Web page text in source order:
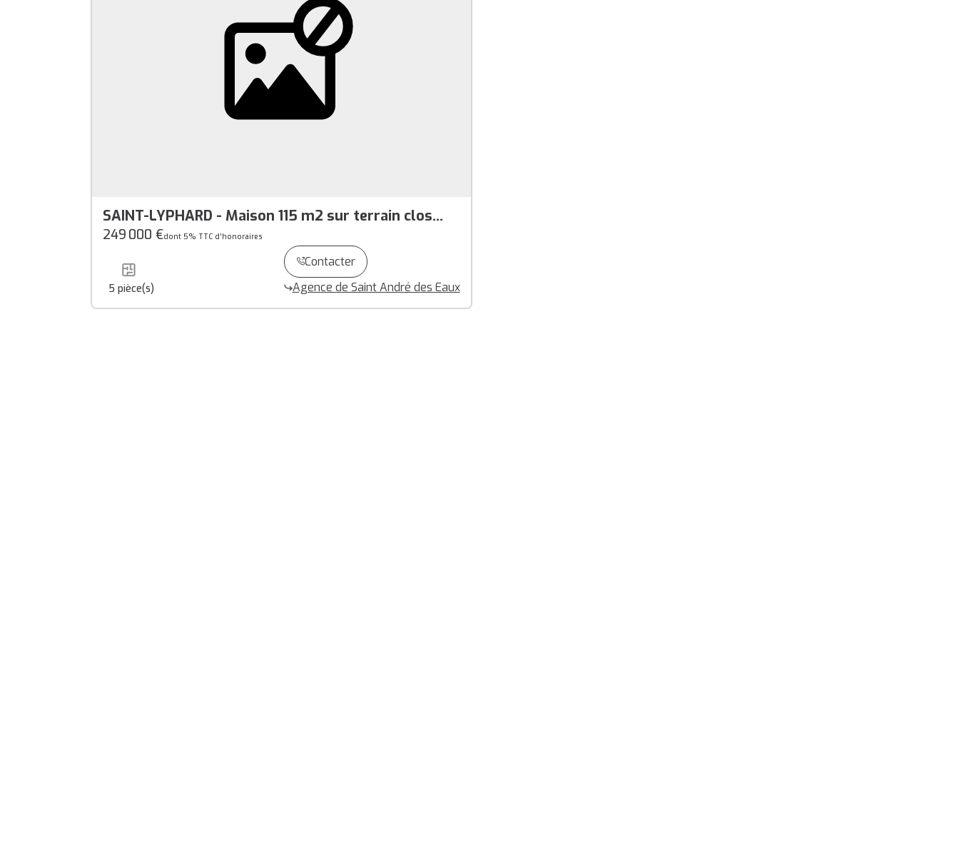
SAINT-LYPHARD - Maison 115 m2 sur terrain clos
d'environ 900 m2
249 000 €dont 5% TTC d'honoraires
5pièce(s)
Contacter
Agence de Saint André des Eaux